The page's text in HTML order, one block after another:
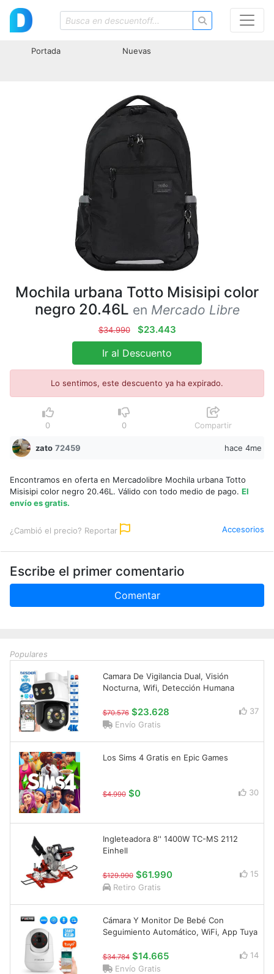
Portada Nuevas
Mochila urbana Totto Misisipi color
negro 20.46L en Mercado Libre
$34.990 $23.443
Ir al Descuento
Lo sentimos, este descuento ya ha expirado.
0 0 Compartir
zato 72459 hace 4me
Encontramos en oferta en Mercadolibre Mochila urbana Totto
Misisipi color negro 20.46L. Válido con todo medio de pago. El
envío es gratis.
¿Cambió el precio? Reportar Accesorios
Escribe el primer comentario
Comentar
Populares
Camara De Vigilancia Dual, Visión
Nocturna, Wifi, Detección Humana
$70.576 $23.628
37
Envío Gratis
Los Sims 4 Gratis en Epic Games
$4.990 $0 30
Ingleteadora 8'' 1400W TC-MS 2112
Einhell
$129.990 $61.990
15
Retiro Gratis
Cámara Y Monitor De Bebé Con
Seguimiento Automático, WiFi, App Tuya
$34.784 $14.665
14
Envío Gratis